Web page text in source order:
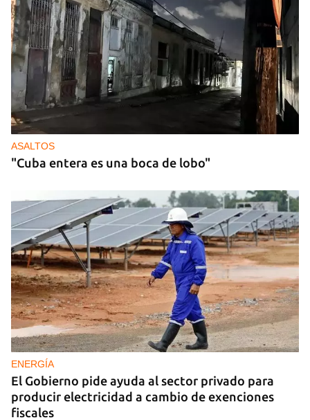
ASALTOS
"Cuba entera es una boca de lobo"
ENERGÍA
El Gobierno pide ayuda al sector privado para
producir electricidad a cambio de exenciones
fiscales